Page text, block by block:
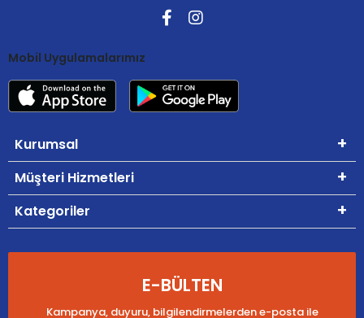
Mobil Uygulamalarımız
Kurumsal
Müşteri Hizmetleri
Kategoriler
E-BÜLTEN
Kampanya, duyuru, bilgilendirmelerden e-posta ile